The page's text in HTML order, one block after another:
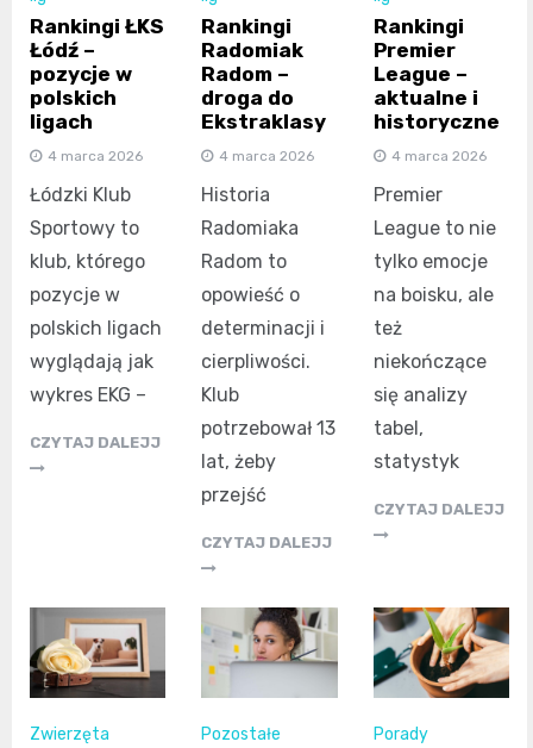
Rankingi ŁKS
Łódź –
pozycje w
polskich
ligach
4 marca 2026
Łódzki Klub
Sportowy to
klub, którego
pozycje w
polskich ligach
wyglądają jak
wykres EKG –
CZYTAJ DALEJJ
Rankingi
Radomiak
Radom –
droga do
Ekstraklasy
4 marca 2026
Historia
Radomiaka
Radom to
opowieść o
determinacji i
cierpliwości.
Klub
potrzebował 13
lat, żeby
przejść
CZYTAJ DALEJJ
Rankingi
Premier
League –
aktualne i
historyczne
4 marca 2026
Premier
League to nie
tylko emocje
na boisku, ale
też
niekończące
się analizy
tabel,
statystyk
CZYTAJ DALEJJ
Zwierzęta Pozostałe
Porady